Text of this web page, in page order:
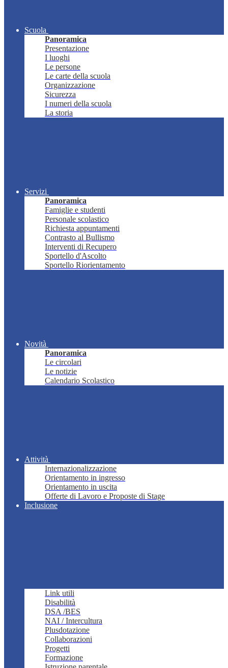
Scuola
Panoramica
Presentazione
I luoghi
Le persone
Le carte della scuola
Organizzazione
Sicurezza
I numeri della scuola
La storia
Servizi
Panoramica
Famiglie e studenti
Personale scolastico
Richiesta appuntamenti
Contrasto al Bullismo
Interventi di Recupero
Sportello d'Ascolto
Sportello Riorientamento
Novità
Panoramica
Le circolari
Le notizie
Calendario Scolastico
Attività
Internazionalizzazione
Orientamento in ingresso
Orientamento in uscita
Offerte di Lavoro e Proposte di Stage
Inclusione
Link utili
Disabilità
DSA /BES
NAI / Intercultura
Plusdotazione
Collaborazioni
Progetti
Formazione